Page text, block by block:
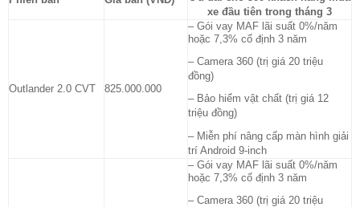
xe đầu tiên trong tháng 3
Outlander 2.0 CVT 825.000.000
– Gói vay MAF lãi suất 0%/năm
hoặc 7,3% cố định 3 năm
– Camera 360 (trị giá 20 triệu
đồng)
– Bảo hiểm vật chất (trị giá 12
triệu đồng)
– Miễn phí nâng cấp màn hình giải
trí Android 9-inch
– Gói vay MAF lãi suất 0%/năm
hoặc 7,3% cố định 3 năm
– Camera 360 (trị giá 20 triệu